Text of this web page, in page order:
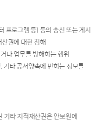
프로그램 등) 등의 송신 또는 게시
권에 대한 침해
나 업무를 방해하는 행위
기타 공서양속에 반하는 정보를
기타 지적재산권은 안보원에